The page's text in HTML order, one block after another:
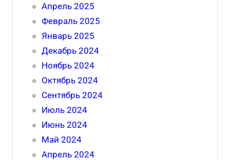
Апрель 2025
Февраль 2025
Январь 2025
Декабрь 2024
Ноябрь 2024
Октябрь 2024
Сентябрь 2024
Июль 2024
Июнь 2024
Май 2024
Апрель 2024